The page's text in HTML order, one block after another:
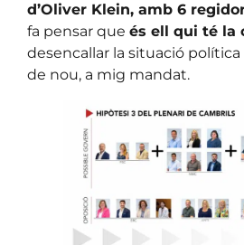
d’Oliver Klein, amb 6
fa pensar que és ell qui té la
desencallar la situació
de nou, a mig mandat.